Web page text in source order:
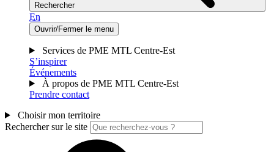
Rechercher
En
Ouvrir/Fermer le menu
Services de PME MTL Centre-Est
S’inspirer
Événements
À propos de PME MTL Centre-Est
Prendre contact
Choisir mon territoire
Rechercher sur le site